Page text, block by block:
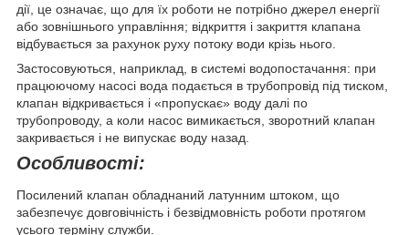
дії, це означає, що для їх роботи не потрібно джерел енергії
або зовнішнього управління; відкриття і закриття клапана
відбувається за рахунок руху потоку води крізь нього.
Застосовуються, наприклад, в системі водопостачання: при
працюючому насосі вода подається в трубопровід під тиском,
клапан відкривається і «пропускає» воду далі по
трубопроводу, а коли насос вимикається, зворотний клапан
закривається і не випускає воду назад.
Особливості:
Посилений клапан обладнаний латунним штоком, що
забезпечує довговічність і безвідмовність роботи протягом
усього терміну служби.